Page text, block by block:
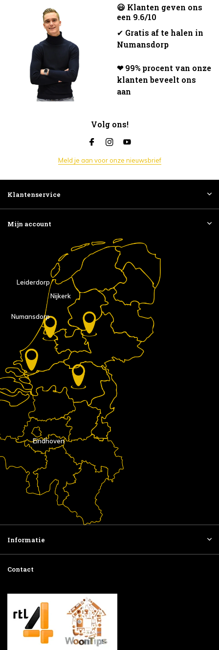
😃 Klanten geven ons
een 9.6/10
✔ Gratis af te halen in
Numansdorp
❤ 99% procent van onze
klanten beveelt ons
aan
Volg ons!
Meld je aan voor onze nieuwsbrief
Klantenservice
Mijn account
Eindhoven
Nijkerk
Numansdorp
Leiderdorp
Informatie
Contact